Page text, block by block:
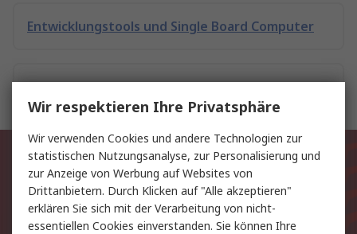
Entwicklungstools und Single Board Computer
Taschenlampen und Inspektionslampen
Exklusiv für Sie unsere neuesten
Produkte und Angebote
E-Mail-Anschrift
Wir respektieren Ihre Privatsphäre
Wir verwenden Cookies und andere Technologien zur
statistischen Nutzungsanalyse, zur Personalisierung und
zur Anzeige von Werbung auf Websites von
Drittanbietern. Durch Klicken auf "Alle akzeptieren"
erklären Sie sich mit der Verarbeitung von nicht-
essentiellen Cookies einverstanden. Sie können Ihre